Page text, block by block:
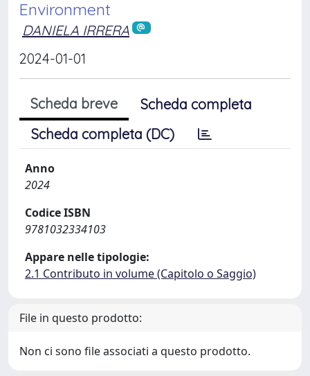
Environment
DANIELA IRRERA
2024-01-01
Scheda breve
Scheda completa
Scheda completa (DC)
Anno
2024
Codice ISBN
9781032334103
Appare nelle tipologie:
2.1 Contributo in volume (Capitolo o Saggio)
File in questo prodotto:
Non ci sono file associati a questo prodotto.